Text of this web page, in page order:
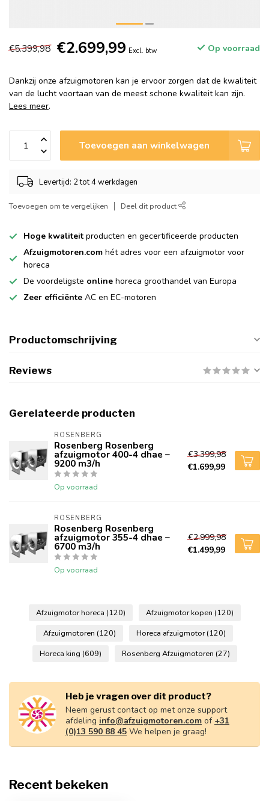
€5.399,98 €2.699,99 Excl. btw Op voorraad
Dankzij onze afzuigmotoren kan je ervoor zorgen dat de kwaliteit
van de lucht voortaan van de meest schone kwaliteit kan zijn.
Lees meer.
Toevoegen aan winkelwagen
Levertijd: 2 tot 4 werkdagen
Toevoegen om te vergelijken Deel dit product
Hoge kwaliteit producten en gecertificeerde producten
Afzuigmotoren.com hét adres voor een afzuigmotor voor
horeca
De voordeligste online horeca groothandel van Europa
Zeer efficiënte AC en EC-motoren
Productomschrijving
Reviews
Gerelateerde producten
ROSENBERG
Rosenberg Rosenberg
afzuigmotor 400-4 dhae –
9200 m3/h
Op voorraad
€3.399,98
€1.699,99
ROSENBERG
Rosenberg Rosenberg
afzuigmotor 355-4 dhae –
6700 m3/h
Op voorraad
€2.999,98
€1.499,99
Afzuigmotor horeca (120) Afzuigmotor kopen (120)
Afzuigmotoren (120) Horeca afzuigmotor(120)
Horeca king (609) Rosenberg Afzuigmotoren (27)
Heb je vragen over dit product?
Neem gerust contact op met onze support
afdeling info@afzuigmotoren.com of +31
(0)13 590 88 45 We helpen je graag!
Recent bekeken